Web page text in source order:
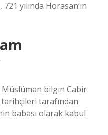
yılında Horasan’ın
Müslüman bilgin Cabir
tarafından
babası olarak kabul